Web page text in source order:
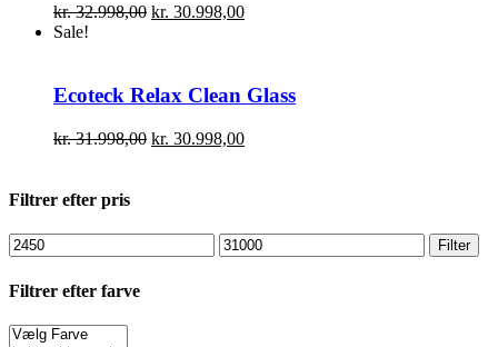
kr.32.998,00 Den
kr. 32.998,00.
kr. 30.998,00Den
kr. 30.998,00.
Sale!
Ecoteck Relax Clean Glass
kr.31.998,00 Den
kr. 30.998,00Den
Filtrer efter pris
Mindste
pris
Højeste
pris
Filter
Filtrer efter farve